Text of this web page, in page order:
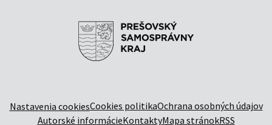
Nastavenia cookiesCookies politikaOchrana osobných údajov
Autorské informácieKontaktyMapa stránokRSS